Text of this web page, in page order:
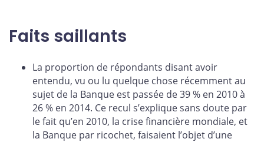
Faits saillants
La proportion de répondants disant avoir
entendu, vu ou lu quelque chose récemment au
sujet de la Banque est passée de 39 % en 2010 à
26 % en 2014. Ce recul s’explique sans doute par
le fait qu’en 2010, la crise financière mondiale, et
la Banque par ricochet, faisaient l’objet d’une